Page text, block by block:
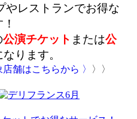
やレストランでお得な
公演チケット または公
ります。
舗はこちらから 〉 〉 〉